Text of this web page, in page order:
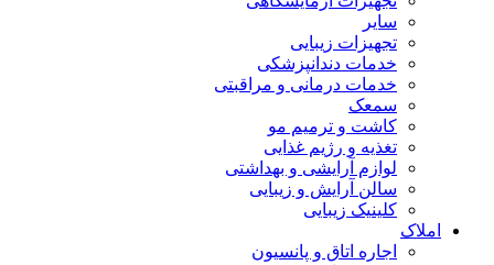
سایر
تجهیزات زیبایی
خدمات دندانپزشکی
خدمات درمانی و مراقبتی
سمعک
کاشت و ترمیم مو
تغذیه و رژیم غذایی
لوازم آرایشی و بهداشتی
سالن آرایش و زیبایی
کلینیک زیبایی
املاک
اجاره اتاق و پانسیون